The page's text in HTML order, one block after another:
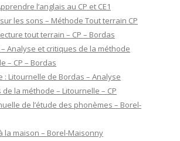
l’anglais au CP et CE1
les sons – Méthode Tout terrain CP
tout terrain – CP – Bordas
Analyse et critiques de la méthode
– CP – Bordas
: Litournelle de Bordas – Analyse
la méthode – Litournelle – CP
de l’étude des phonèmes – Borel-
la maison – Borel-Maisonny